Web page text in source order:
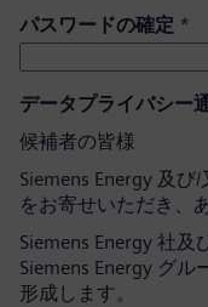
パスワードの確定 *
データプライバシー
候補者の皆様
Siemens Energy 及び
をお寄せいただき、
Siemens Energy 社及
Siemens Energy グル
形成します。